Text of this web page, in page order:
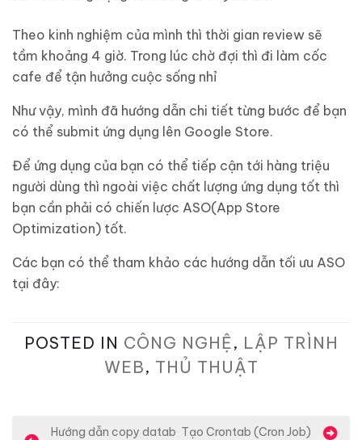
Theo kinh nghiệm của mình thì thời gian review sẽ
tầm khoảng 4 giờ. Trong lúc chờ đợi thì đi làm cốc
cafe để tận hưởng cuộc sống nhỉ
Như vậy, mình đã hướng dẫn chi tiết từng bước để bạn
có thể submit ứng dụng lên Google Store.
Để ứng dụng của bạn có thể tiếp cận tới hàng triệu
người dùng thì ngoài việc chất lượng ứng dụng tốt thì
bạn cần phải có chiến lược ASO(App Store
Optimization) tốt.
Các bạn có thể tham khảo các hướng dẫn tối ưu ASO
tại đây:
POSTED IN CÔNG NGHỆ, LẬP TRÌNH
WEB, THỦ THUẬT
Đ
Hướng dẫn copy datab Tạo Crontab (Cron Job)